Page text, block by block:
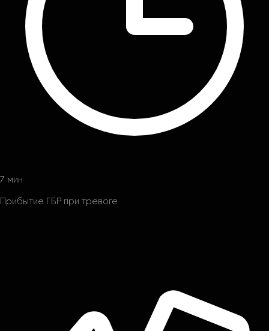
7 мин
Прибытие ГБР при тревоге